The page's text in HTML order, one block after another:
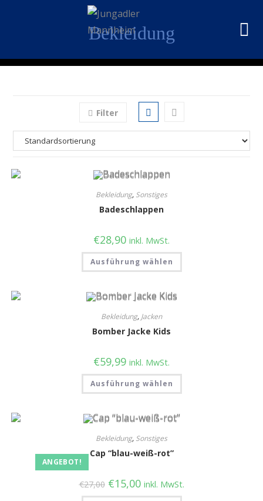
Bekleidung
Filter
Bekleidung, Sonstiges
Badeschlappen
€28,90 inkl. MwSt.
Ausführung wählen
Bekleidung, Jacken
Bomber Jacke Kids
€59,99 inkl. MwSt.
Ausführung wählen
ANGEBOT!
Bekleidung, Sonstiges
Cap “blau-weiß-rot”
€27,00 €15,00 inkl. MwSt.